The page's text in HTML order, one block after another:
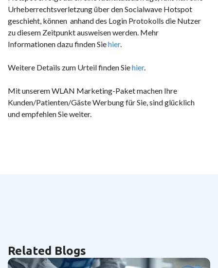
Urheberrechtsverletzung über den Socialwave Hotspot
geschieht, können anhand des Login Protokolls die Nutzer
zu diesem Zeitpunkt ausweisen werden. Mehr
Informationen dazu finden Siehier.
Weitere Details zum Urteil finden Siehier.
Mit unserem WLAN Marketing-Paket machen Ihre
Kunden/Patienten/Gäste Werbung für Sie, sind glücklich
und empfehlen Sie weiter.
Related Blogs